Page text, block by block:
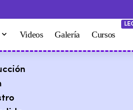
Videos Galería Cursos